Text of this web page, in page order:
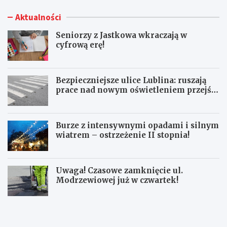
Aktualności
Seniorzy z Jastkowa wkraczają w
cyfrową erę!
Bezpieczniejsze ulice Lublina: ruszają
prace nad nowym oświetleniem przejść
Burze z intensywnymi opadami i silnym
wiatrem – ostrzeżenie II stopnia!
Uwaga! Czasowe zamknięcie ul.
Modrzewiowej już w czwartek!
S
B